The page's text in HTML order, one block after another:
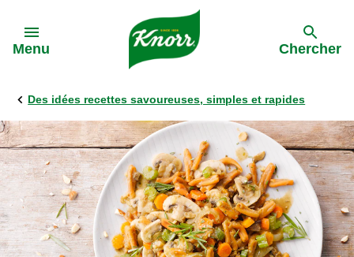
Menu Chercher
Des idées recettes savoureuses, simples et rapides